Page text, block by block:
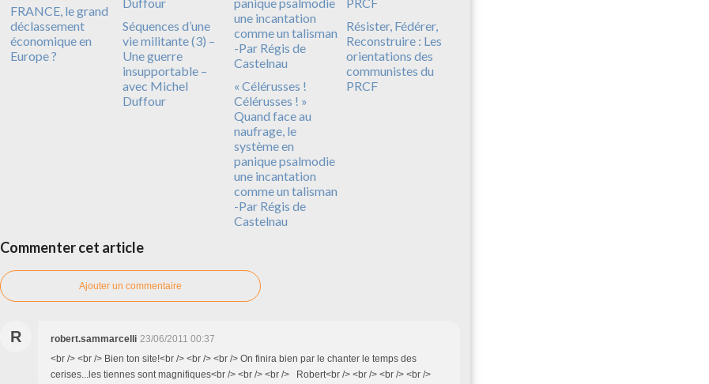
FRANCE, le grand
déclassement
économique en
Europe ?
Séquences d’une
vie militante (3) –
Une guerre
insupportable –
avec Michel
Duffour
« Célérusses !
Célérusses ! »
Quand face au
naufrage, le
système en
panique psalmodie
une incantation
comme un talisman
-Par Régis de
Castelnau
Résister, Fédérer,
Reconstruire : Les
orientations des
communistes du
PRCF
Commenter cet article
Ajouter un commentaire
R robert.sammarcelli 23/06/2011 00:37
<br /> <br /> Bien ton site!<br /> <br /> <br /> On finira bien par le chanter le temps des
cerises...les tiennes sont magnifiques<br /> <br /> <br /> Robert<br /> <br /> <br /> <br />